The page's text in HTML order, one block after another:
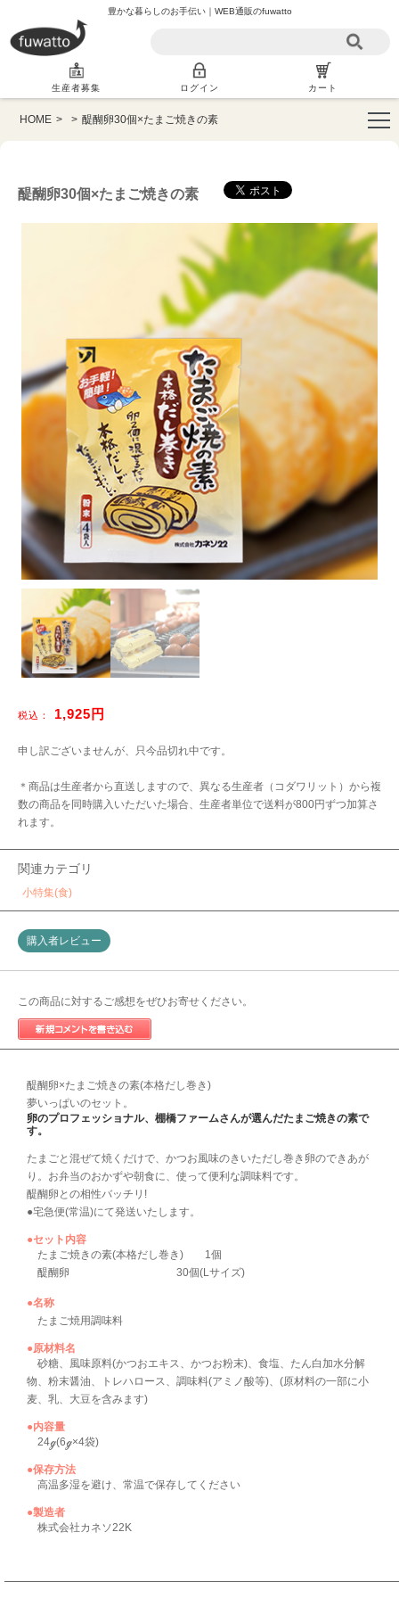
豊かな暮らしのお手伝い｜WEB通販のfuwatto
生産者募集 ログイン カート
HOME > > 醍醐卵30個×たまご焼きの素
醍醐卵30個×たまご焼きの素
税込： 1,925円
申し訳ございませんが、只今品切れ中です。
＊商品は生産者から直送しますので、異なる生産者（コダワリット）から複
数の商品を同時購入いただいた場合、生産者単位で送料が800円ずつ加算さ
れます。
関連カテゴリ
小特集(食)
購入者レビュー
この商品に対するご感想をぜひお寄せください。
醍醐卵×たまご焼きの素(本格だし巻き)
夢いっぱいのセット。
卵のプロフェッショナル、棚橋ファームさんが選んだたまご焼きの素で
す。
たまごと混ぜて焼くだけで、かつお風味のきいただし巻き卵のできあが
り。お弁当のおかずや朝食に、使って便利な調味料です。
醍醐卵との相性バッチリ!
●宅急便(常温)にて発送いたします。
●セット内容
たまご焼きの素(本格だし巻き) 1個
醍醐卵 30個(Lサイズ)
●名称
たまご焼用調味料
●原材料名
砂糖、風味原料(かつおエキス、かつお粉末)、食塩、たん白加水分解
物、粉末醤油、トレハロース、調味料(アミノ酸等)、(原材料の一部に小
麦、乳、大豆を含みます)
●内容量
24ℊ(6ℊ×4袋)
●保存方法
高温多湿を避け、常温で保存してください
●製造者
株式会社カネソ22K